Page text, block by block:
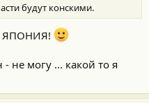
будут конскими.
ЯПОНИЯ!
не могу ... какой то я